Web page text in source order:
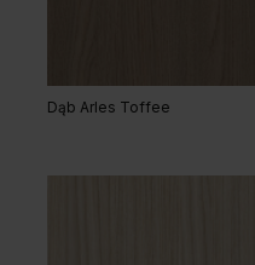
Dąb Arles Toffee